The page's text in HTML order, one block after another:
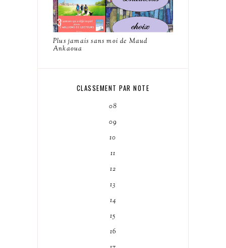
Plus jamais sans moi de Maud
Ankaoua
CLASSEMENT PAR NOTE
08
09
10
11
12
13
14
15
16